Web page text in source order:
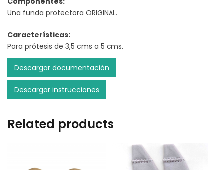
Una funda protectora ORIGINAL.
Características:
Para prótesis de 3,5 cms a 5 cms.
Descargar documentación
Descargar instrucciones
Related products